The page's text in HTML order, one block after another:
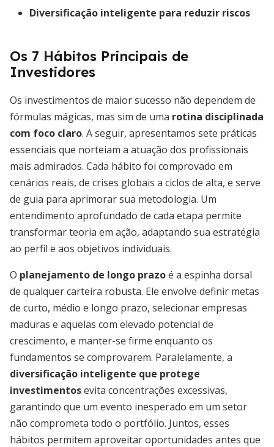
Diversificação inteligente para reduzir riscos
Os 7 Hábitos Principais de
Investidores
Os investimentos de maior sucesso não dependem de
fórmulas mágicas, mas sim de uma rotina disciplinada
com foco claro. A seguir, apresentamos sete práticas
essenciais que norteiam a atuação dos profissionais
mais admirados. Cada hábito foi comprovado em
cenários reais, de crises globais a ciclos de alta, e serve
de guia para aprimorar sua metodologia. Um
entendimento aprofundado de cada etapa permite
transformar teoria em ação, adaptando sua estratégia
ao perfil e aos objetivos individuais.
O planejamento de longo prazoé a espinha dorsal
de qualquer carteira robusta. Ele envolve definir metas
de curto, médio e longo prazo, selecionar empresas
maduras e aquelas com elevado potencial de
crescimento, e manter-se firme enquanto os
fundamentos se comprovarem. Paralelamente, a
diversificação inteligente que protege
investimentosevita concentrações excessivas,
garantindo que um evento inesperado em um setor
não comprometa todo o portfólio. Juntos, esses
hábitos permitem aproveitar oportunidades antes que